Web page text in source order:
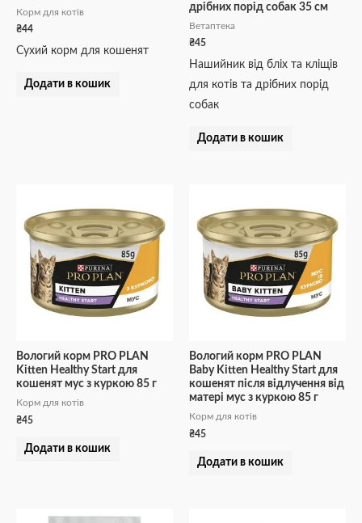
Корм для котів
₴44
Сухий корм для кошенят
Додати в кошик
дрібних порід собак 35 см
Ветаптека
₴45
Нашийник від бліх та кліщів
для котів та дрібних порід
собак
Додати в кошик
Вологий корм PRO PLAN
Kitten Healthy Start для
кошенят мус з куркою 85 г
Корм для котів
₴45
Додати в кошик
Вологий корм PRO PLAN
Baby Kitten Healthy Start для
кошенят після відлучення від
матері мус з куркою 85 г
Корм для котів
₴45
Додати в кошик